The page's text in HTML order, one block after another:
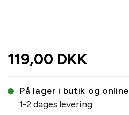
119,00 DKK
På lager i butik og online
1-2 dages levering